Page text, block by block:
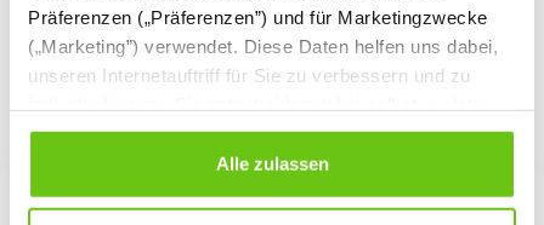
Präferenzen („Präferenzen”) und für Marketingzwecke
(„Marketing”) verwendet. Diese Daten helfen uns dabei,
unseren Internetauftriff für Sie zu verbessern und zu
Cookies Sie erlauben. Verweigern Sie Ihre Zustimmung,
wählen Sie „Alle ablehnen” – in diesem Fall werden nur
Daten verarbeitet, die für den Besuch unserer Website
Alle zulassen